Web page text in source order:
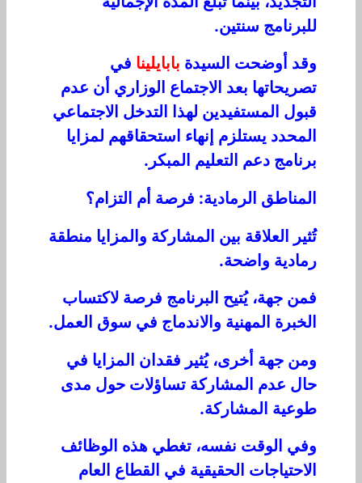
للبرنامج سنتين.
وقد أوضحت السيدة بابايلينا في
تصريحاتها بعد الاجتماع الوزاري أن عدم
قبول المستفيدين لهذا التدخل الاجتماعي
المحدد يستلزم إنهاء استحقاقهم لمزايا
برنامج دعم التعليم المبكر.
المناطق الرمادية: فرصة أم التزام؟
تُثير العلاقة بين المشاركة والمزايا منطقة
رمادية واضحة.
فمن جهة، يُتيح البرنامج فرصة لاكتساب
الخبرة المهنية والاندماج في سوق العمل.
ومن جهة أخرى، يُثير فقدان المزايا في
حال عدم المشاركة تساؤلات حول مدى
طوعية المشاركة.
وفي الوقت نفسه، تغطي هذه الوظائف
الاحتياجات الحقيقية في القطاع العام